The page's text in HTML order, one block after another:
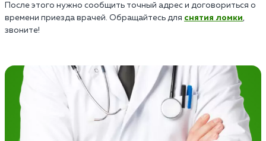
После этого нужно сообщить точный адрес и договориться о
времени приезда врачей. Обращайтесь для снятия ломки
звоните!